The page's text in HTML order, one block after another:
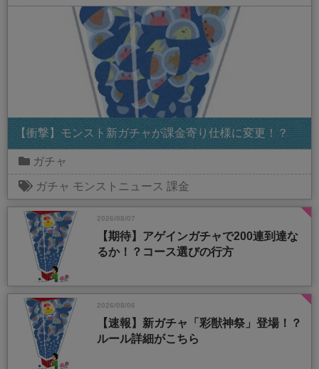
【衝撃】モンスト新ガチャが課金寄り仕様に変更！？
ガチャ
ガチャ モンストニュース 課金
2026/08/07
【期待】アゲインガチャで200連到達な
るか！？コース選びの行方
2026/08/06
【速報】新ガチャ「彩獣神祭」登場！？
ルール詳細がこちら